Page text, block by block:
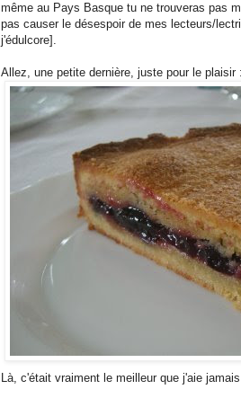
même au Pays Basque tu ne trouveras pas
pas causer le désespoir de mes lecteurs/
j'édulcore].
Allez, une petite dernière, juste pour le plaisir :
Là, c'était vraiment le meilleur que j'aie